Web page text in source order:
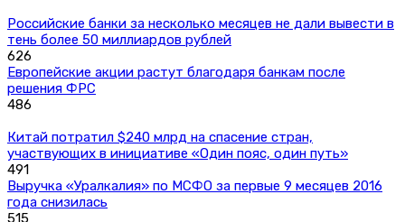
Российские банки за несколько месяцев не дали вывести в
тень более 50 миллиардов рублей
626
Европейские акции растут благодаря банкам после
решения ФРС
486
Китай потратил $240 млрд на спасение стран,
участвующих в инициативе «Один пояс, один путь»
491
Выручка «Уралкалия» по МСФО за первые 9 месяцев 2016
года снизилась
515